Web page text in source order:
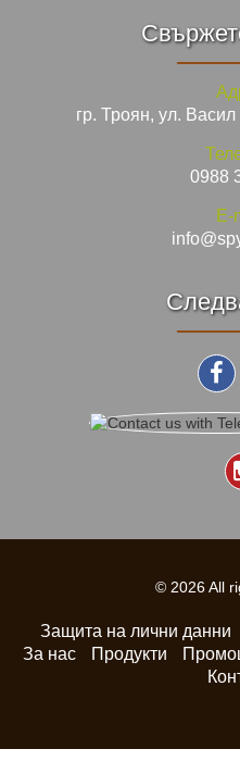
гр. Троян, ул.
0988
E-
© 2026 All
Защита на лични данни
За нас
Продукти